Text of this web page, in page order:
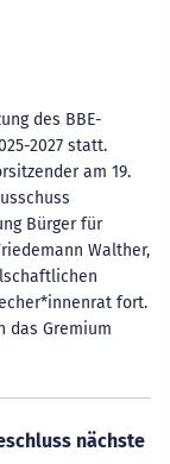
des BBE-
2027 statt.
am 19.
Bürger für
Walther,
fort.
das Gremium
nächste